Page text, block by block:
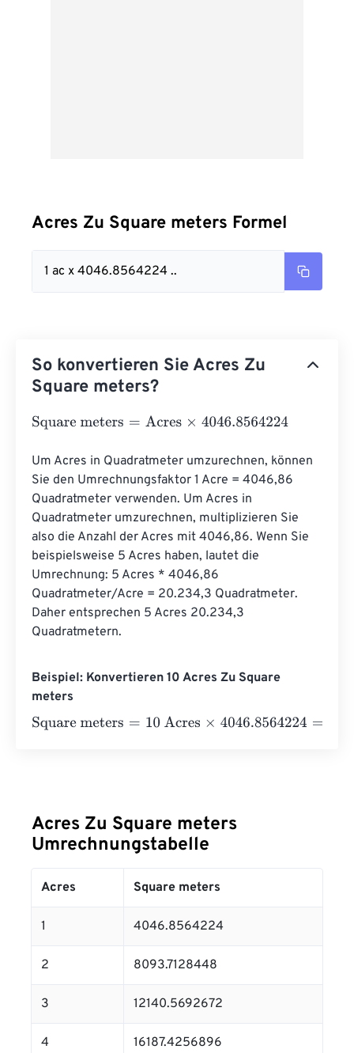
Acres Zu Square meters Formel
1 ac x 4046.8564224 ..
So konvertieren Sie Acres Zu
Square meters?
Square meters= Acres×4046.8564224
Um Acres in Quadratmeter umzurechnen, können
Sie den Umrechnungsfaktor 1 Acre = 4046,86
Quadratmeter verwenden. Um Acres in
Quadratmeter umzurechnen, multiplizieren Sie
also die Anzahl der Acres mit 4046,86. Wenn Sie
beispielsweise 5 Acres haben, lautet die
Umrechnung: 5 Acres * 4046,86
Quadratmeter/Acre = 20.234,3 Quadratmeter.
Daher entsprechen 5 Acres 20.234,3
Quadratmetern.
Beispiel: Konvertieren 10 Acres Zu Square
meters
Square meters= 10 Acres×4046.8564224=
Acres Zu Square meters
Umrechnungstabelle
Acres Square meters
1 4046.8564224
2 8093.7128448
3 12140.5692672
4 16187.4256896